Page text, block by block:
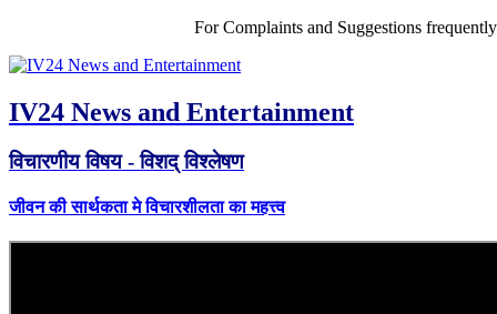
For Complaints and Suggestions
IV24 News and Entertainment
विचारणीय विषय - विशद् विश्लेषण
जीवन की सार्थकता मे विचारशीलता का महत्त्व